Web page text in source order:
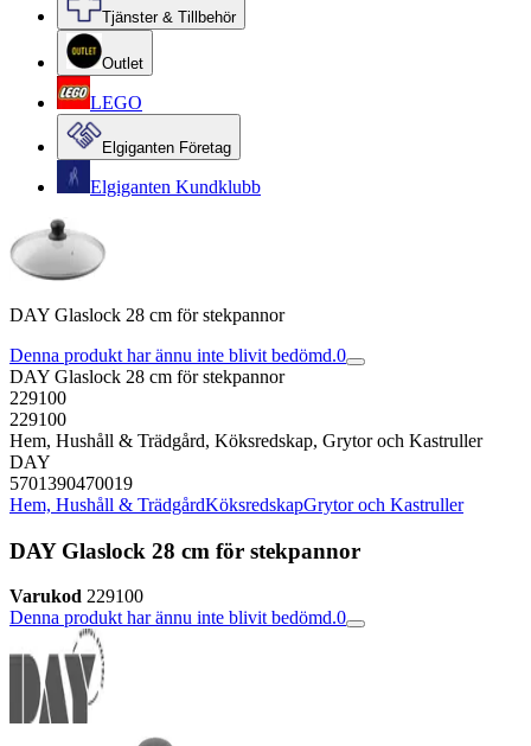
Tjänster & Tillbehör
Outlet
LEGO
Elgiganten Företag
Elgiganten Kundklubb
DAY Glaslock 28 cm för stekpannor
Denna produkt har ännu inte blivit bedömd.0
DAY Glaslock 28 cm för stekpannor
229100
229100
Hem, Hushåll & Trädgård, Köksredskap, Grytor och Kastruller
DAY
5701390470019
Hem, Hushåll & TrädgårdKöksredskapGrytor och Kastruller
DAY Glaslock 28 cm för stekpannor
Varukod 229100
Denna produkt har ännu inte blivit bedömd.0